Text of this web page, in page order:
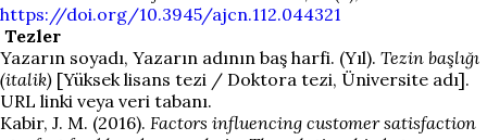
https://doi.org/10.3945/ajcn.112.044321
Tezler
Yazarın soyadı, Yazarın adının baş harfi. (Yıl). Tezin başlığı
(italik) [Yüksek lisans tezi / Doktora tezi, Üniversite adı].
URL linki veya veri tabanı.
Kabir, J. M. (2016). Factors influencing customer satisfaction